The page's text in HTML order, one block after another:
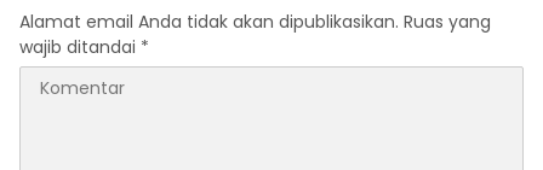
Alamat email Anda tidak akan dipublikasikan. Ruas yang
wajib ditandai *